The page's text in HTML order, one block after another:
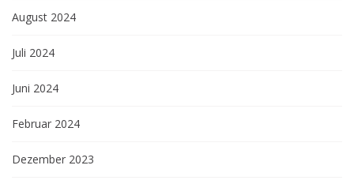
August 2024
Juli 2024
Juni 2024
Februar 2024
Dezember 2023